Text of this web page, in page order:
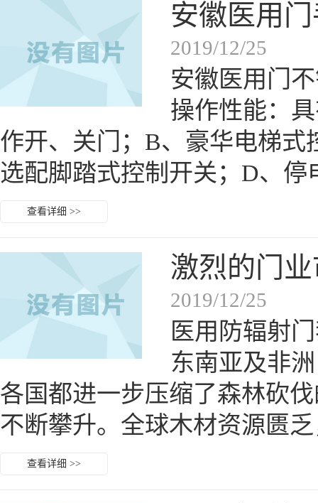
安徽医用
2019/12/25
安徽医用门
操作性能：
作开、关门；B、豪华电梯式
选配脚踏式控制开关；D、
查看详细 >>
激烈的门
2019/12/25
医用防辐射
东南亚及非
各国都进一步压缩了森林砍
不断攀升。全球木材资源匮
查看详细 >>